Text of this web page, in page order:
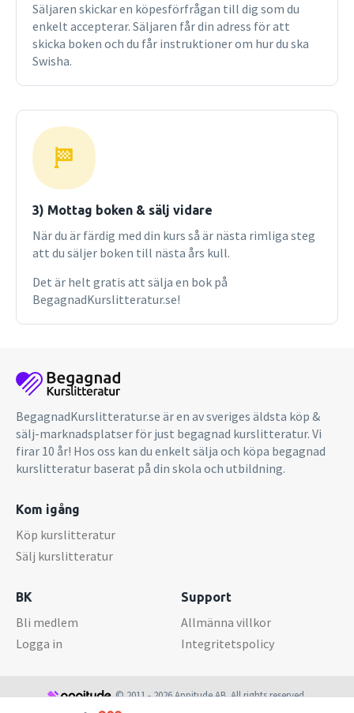
Carlsberg, Rolex and Jamie Oliver. the new edition is
supported by a superlative resource package to support
lecturers and students, with exciting new videos linked to
the case material, case and tutorial support and the
integration of mcgraw-hill's connect learning solution.
study quizzes, and a variety of tools to help students to
master their marketing module.
Säljaren skickar en köpesförfrågan till dig som du
enkelt accepterar. Säljaren får din adress för att
skicka boken och du får instruktioner om hur du ska
Swisha.
3) Mottag boken & sälj vidare
När du är färdig med din kurs så är nästa rimliga steg
att du säljer boken till nästa års kull.
Det är helt gratis att sälja en bok på
BegagnadKurslitteratur.se!
BegagnadKurslitteratur.se är en av sveriges äldsta köp &
sälj-marknadsplatser för just begagnad kurslitteratur. Vi
firar 10 år! Hos oss kan du enkelt sälja och köpa begagnad
kurslitteratur baserat på din skola och utbildning.
Kom igång
Köp kurslitteratur
Sälj kurslitteratur
BK
Bli medlem
Logga in
Support
Allmänna villkor
Integritetspolicy
© 2011 - 2026 Appitude AB. All rights reserved.